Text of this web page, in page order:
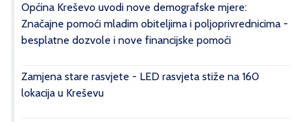
Općina Kreševo uvodi nove demografske mjere:
Značajne pomoći mladim obiteljima i poljoprivrednicima -
besplatne dozvole i nove financijske pomoći
Zamjena stare rasvjete - LED rasvjeta stiže na 160
lokacija u Kreševu